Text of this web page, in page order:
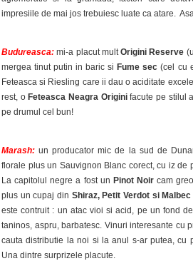
impresiile de mai jos trebuiesc luate ca atare.
Budureasca: mi-a placut multOrigini Reserve
mergea tinut putin in baric si Fume sec (cel cu
Feteasca si Riesling care ii dau o aciditate
rest, o Feteasca Neagra Originifacute pe stilul
pe drumul cel bun!
Marash: un producator mic de la sud de
florale plus un Sauvignon Blanc corect, cu iz
La capitolul negre a fost un Pinot Noir cam
plus un cupaj din Shiraz, Petit Verdot si
este contruit : un atac vioi si acid, pe un fond
taninos, aspru, barbatesc. Vinuri interesante cu
cauta distributie la noi si la anul s-ar putea, cu
Una dintre surprizele placute.